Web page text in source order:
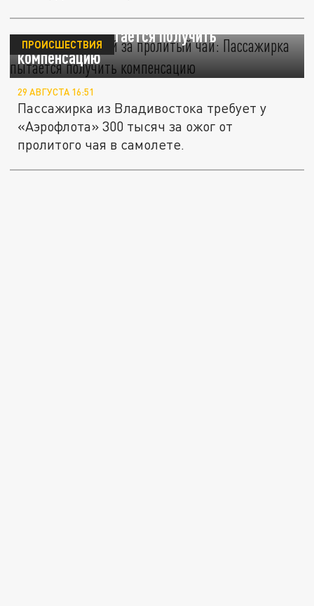
300 тысяч рублей за пролитый чай:
Пассажирка пытается получить
компенсацию
ПРОИСШЕСТВИЯ
29 АВГУСТА 16:51
Пассажирка из Владивостока требует у
«Аэрофлота» 300 тысяч за ожог от
пролитого чая в самолете.